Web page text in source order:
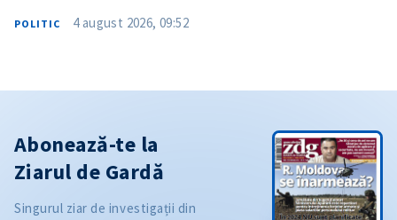
POLITIC 4 august 2026, 09:52
Abonează-te la
Ziarul de Gardă
Singurul ziar de investigații din